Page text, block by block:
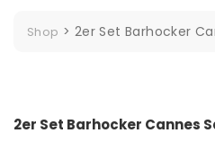
Shop > 2er Set Barhocker
2er Set Barhocker Cannes